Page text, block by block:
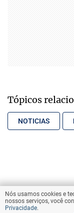
Tópicos
NOTICIAS
Nós usamos cookies e
nossos serviços, você
Privacidade.